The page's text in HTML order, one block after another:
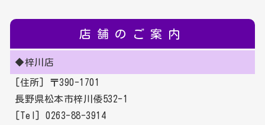
店舗のご案内
◆梓川店
[住所] 〒390-1701
長野県松本市梓川倭532-1
[Tel] 0263-88-3914